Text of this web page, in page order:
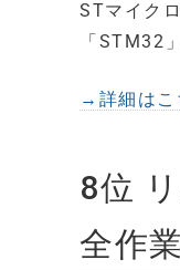
STマイク
「STM32
→詳細はこ
8位
全作